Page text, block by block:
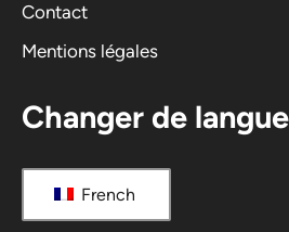
Contact
Mentions légales
Changer de langue
French